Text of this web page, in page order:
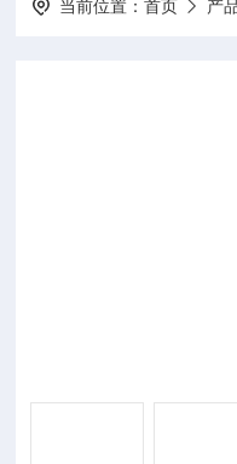
当前位置：首页 产